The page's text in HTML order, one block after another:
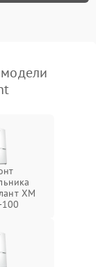
XM